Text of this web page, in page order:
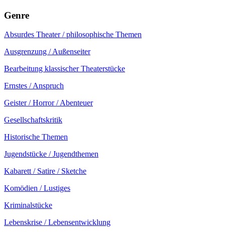
Genre
Absurdes Theater / philosophische Themen
Ausgrenzung / Außenseiter
Bearbeitung klassischer Theaterstücke
Ernstes / Anspruch
Geister / Horror / Abenteuer
Gesellschaftskritik
Historische Themen
Jugendstücke / Jugendthemen
Kabarett / Satire / Sketche
Komödien / Lustiges
Kriminalstücke
Lebenskrise / Lebensentwicklung